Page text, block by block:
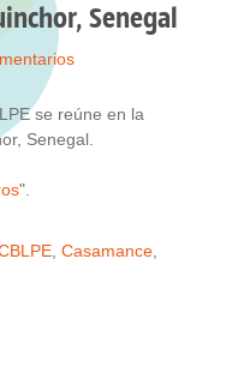
Senegal
se reúne en la
Senegal.
".
Casamance